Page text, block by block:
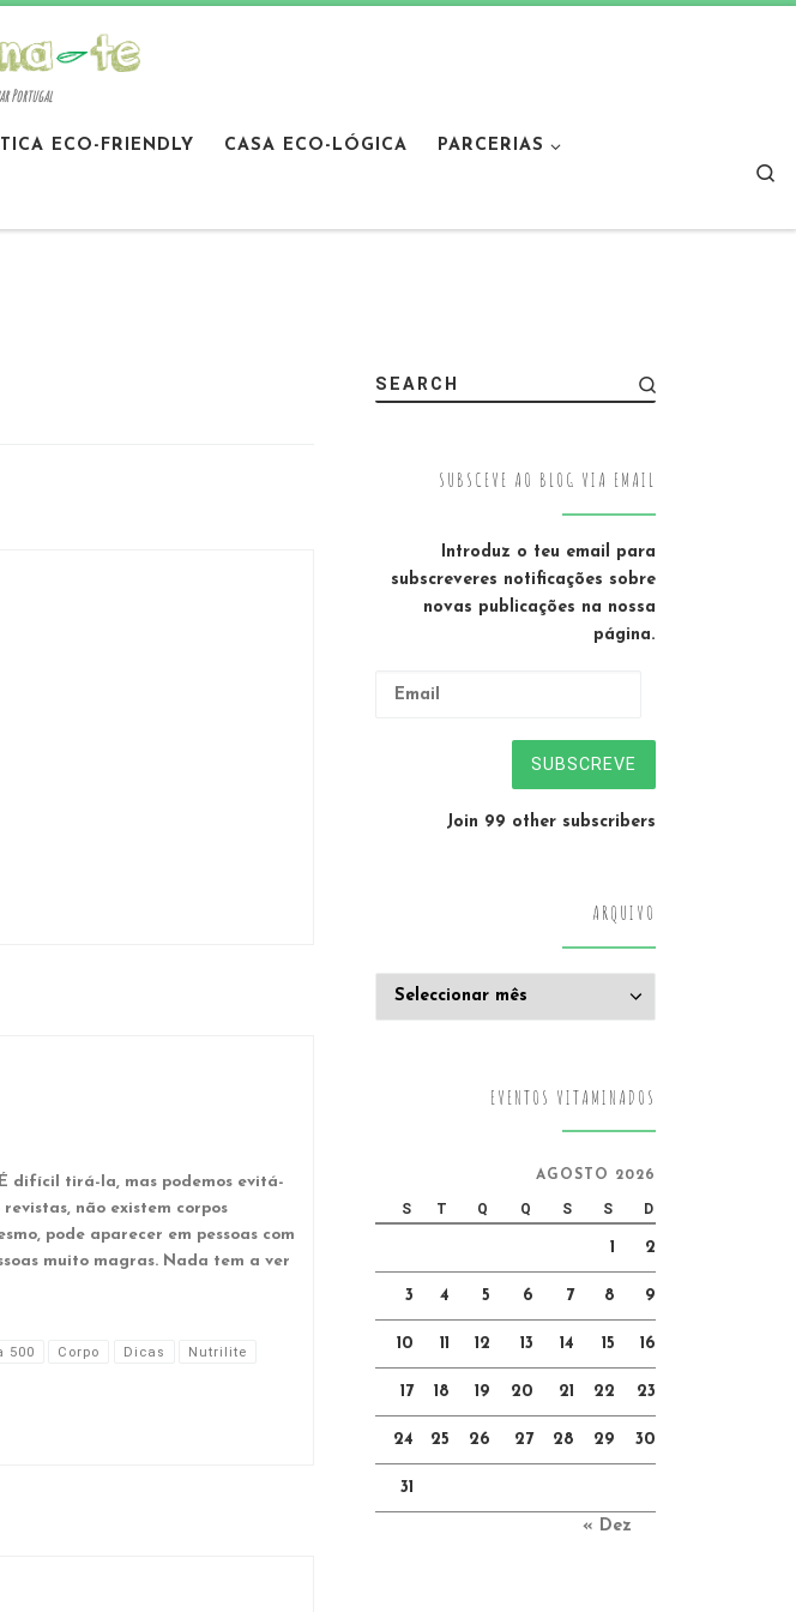
Portugal
ECO-FRIENDLY CASA ECO-LÓGICA PARCERIAS
difícil tirá-la, mas podemos evitá-
não existem corpos
pode aparecer em pessoas com
muito magras. Nada tem a ver
500 Corpo Dicas Nutrilite
SEARCH
SUBSCEVE AO BLOG VIA EMAIL
Introduz o teu email para
subscreveres notificações sobre
novas publicações na nossa
página.
SUBSCREVE
Join 99 other subscribers
ARQUIVO
EVENTOS VITAMINADOS
AGOSTO 2026
S T Q Q S S D
1 2
3 4 5 6 7 8 9
10 11 12 13 14 15 16
17 18 19 20 21 22 23
24 25 26 27 28 29 30
31
« Dez